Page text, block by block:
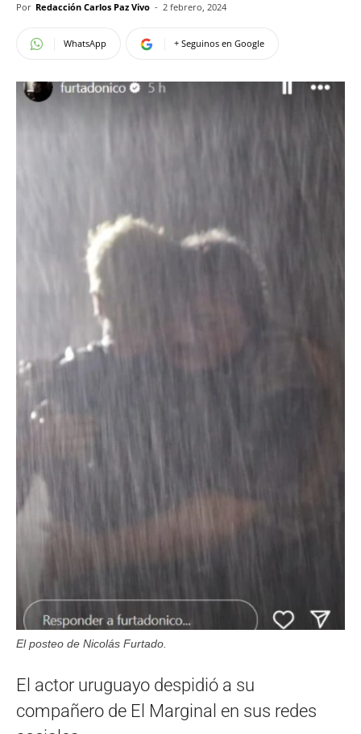
Por Redacción Carlos Paz Vivo - 2 febrero, 2024
WhatsApp + Seguinos en Google
El posteo de Nicolás Furtado.
El actor uruguayo despidió a su
compañero de El Marginal en sus redes